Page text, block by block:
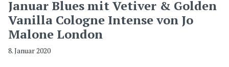
Januar Blues mit Vetiver & Golden
Vanilla Cologne Intense von Jo
Malone London
8. Januar 2020